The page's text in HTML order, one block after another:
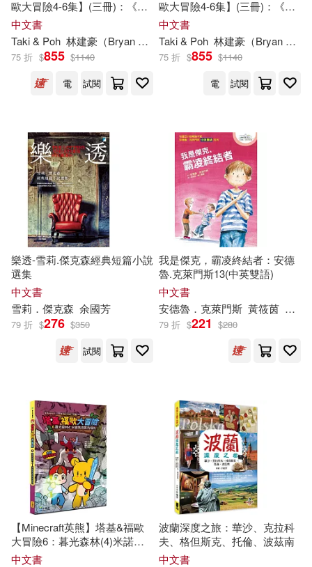
克里斯多夫．斯隆(4)
克里絲蒂安．瓊斯(4) 原裕(4)
史清竹（主編）(4) 吳靜雯(4)
塔爾萊特‧赫里姆(4)
尹志發，尹升華(4)
希瑟‧W‧佩緹(4)
希碧勒．馮．奧弗斯(4)
幾米(4) 張雯惠Christy(4)
徐裕軒(4)
化學工業出版社(13)
北京理工大學出版社(13)
長江少年兒童出版社(13)
LAWO Classics(12)
Philips(12)
中國戲劇出版社(12)
作家出版社(12)
光明日報出版社(12)
外文出版社(12) 天下文化(12)
小熊出版(12)
山西人民出版社(12)
時代文藝出版社(12)
歐大冒險4-6集】(三冊)：《暮
光森林之不幸城堡的魔法
師》、《地下迷宮的牛頭
怪》、《米諾陶洛斯的復仇》
(首刷限量贈2張主角戰鬥閃卡)
中文書
Taki & Poh 林建豪（Bryan Lin） 安道監 金奎泰
75 折 $855 $1140
電
試閱
歐大冒險4-6集】(三冊)：《暮
光森林之不幸城堡的魔法
師》、《地下迷宮的牛頭
怪》、《米諾陶洛斯的復仇》
中文書
Taki & Poh 林建豪（Bryan Lin）
75 折 $855 $1140
電
試閱
樂透-雪莉.傑克森經典短篇小說
選集
中文書
雪莉．傑克森 余國芳
79 折 $276 $350
試閱
我是傑克，霸凌終結者：安德
魯.克萊門斯13(中英雙語)
中文書
安德魯．克萊門斯 黃筱茵 唐唐
79 折 $221 $280
【Minecraft英熊】塔基&福歐
大冒險6：暮光森林(4)米諾陶
洛斯的復仇
中文書
波蘭深度之旅：華沙、克拉科
夫、格但斯克、托倫、波茲南
中文書